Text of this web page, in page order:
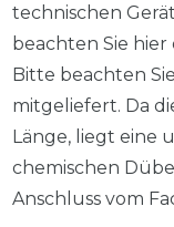
technischen
beachten Sie hier
Bitte beachten
mitgeliefert. Da
Länge, liegt eine
chemischen
Anschluss vom